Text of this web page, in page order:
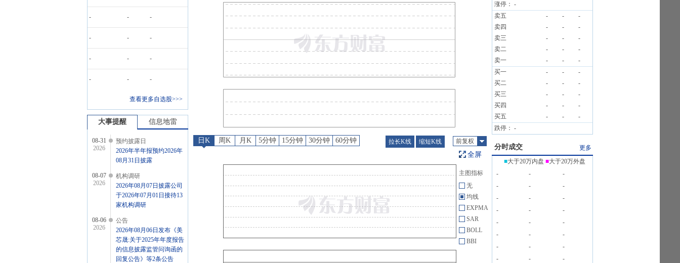
- - -
- - -
- - -
- - -
查看更多自选股>>>
大事提醒 信息地雷
08-31
2026
预约披露日
2026年半年报预约2026年
08月31日披露
08-07
2026
机构调研
2026年08月07日披露公司
于2026年07月01日接待13
家机构调研
08-06
2026
公告
2026年08月06日发布《美
芯晟:关于2025年年度报告
的信息披露监管问询函的
回复公告》等2条公告
日K 周K 月K 5分钟 15分钟 30分钟 60分钟 拉长K线 缩短K线 前复权
全屏
主图指标
无
均线
EXPMA
SAR
BOLL
BBI
涨停： -
卖五
- -
-
卖四
- -
-
卖三
- -
-
卖二
- -
-
卖一
- -
-
买一
- -
-
买二
- -
-
买三
- -
-
买四
- -
-
买五
- -
-
跌停： -
分时成交
更多
■大于20万内盘 ■大于20万外盘
-
-
-
-
-
-
-
-
-
-
-
-
-
-
-
-
-
-
-
-
-
-
-
-